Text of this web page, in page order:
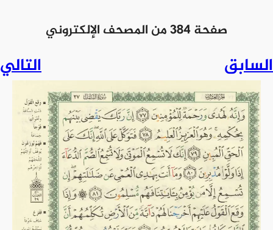
صفحة 384 من المصحف الإلكتروني
التالي السابق